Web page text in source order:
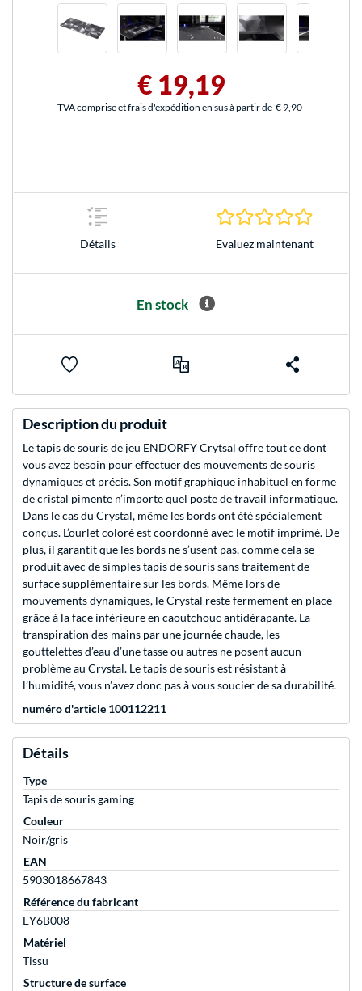
€ 19,19
TVA comprise et frais d'expédition en sus à partir de € 9,90
Détails Evaluez maintenant
En stock
Description du produit
Le tapis de souris de jeu ENDORFY Crytsal offre tout ce dont
vous avez besoin pour effectuer des mouvements de souris
dynamiques et précis. Son motif graphique inhabituel en forme
de cristal pimente n’importe quel poste de travail informatique.
Dans le cas du Crystal, même les bords ont été spécialement
conçus. L’ourlet coloré est coordonné avec le motif imprimé. De
plus, il garantit que les bords ne s’usent pas, comme cela se
produit avec de simples tapis de souris sans traitement de
surface supplémentaire sur les bords. Même lors de
mouvements dynamiques, le Crystal reste fermement en place
grâce à la face inférieure en caoutchouc antidérapante. La
transpiration des mains par une journée chaude, les
gouttelettes d’eau d’une tasse ou autres ne posent aucun
problème au Crystal. Le tapis de souris est résistant à
l’humidité, vous n’avez donc pas à vous soucier de sa durabilité.
numéro d'article 100112211
Détails
Type
Tapis de souris gaming
Couleur
Noir/gris
EAN
5903018667843
Référence du fabricant
EY6B008
Matériel
Tissu
Structure de surface